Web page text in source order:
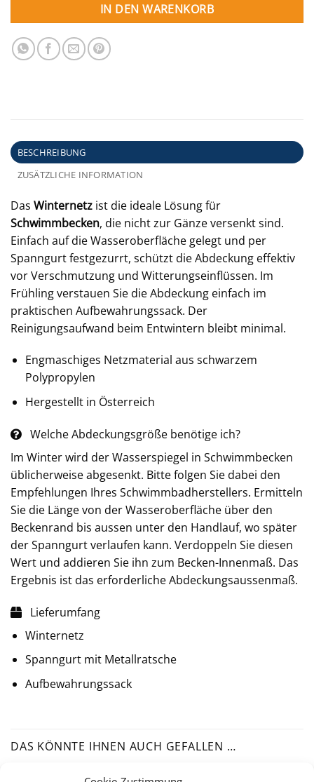
IN DEN WARENKORB
BESCHREIBUNG
ZUSÄTZLICHE INFORMATION
Das Winternetz ist die ideale Lösung für
Schwimmbecken, die nicht zur Gänze versenkt sind.
Einfach auf die Wasseroberfläche gelegt und per
Spanngurt festgezurrt, schützt die Abdeckung effektiv
vor Verschmutzung und Witterungseinflüssen. Im
Frühling verstauen Sie die Abdeckung einfach im
praktischen Aufbewahrungssack. Der
Reinigungsaufwand beim Entwintern bleibt minimal.
Engmaschiges Netzmaterial aus schwarzem
Polypropylen
Hergestellt in Österreich
Welche Abdeckungsgröße benötige ich?
Im Winter wird der Wasserspiegel in Schwimmbecken
üblicherweise abgesenkt. Bitte folgen Sie dabei den
Empfehlungen Ihres Schwimmbadherstellers. Ermitteln
Sie die Länge von der Wasseroberfläche über den
Beckenrand bis aussen unter den Handlauf, wo später
der Spanngurt verlaufen kann. Verdoppeln Sie diesen
Wert und addieren Sie ihn zum Becken-Innenmaß. Das
Ergebnis ist das erforderliche Abdeckungsaussenmaß.
Lieferumfang
Winternetz
Spanngurt mit Metallratsche
Aufbewahrungssack
DAS KÖNNTE IHNEN AUCH GEFALLEN …